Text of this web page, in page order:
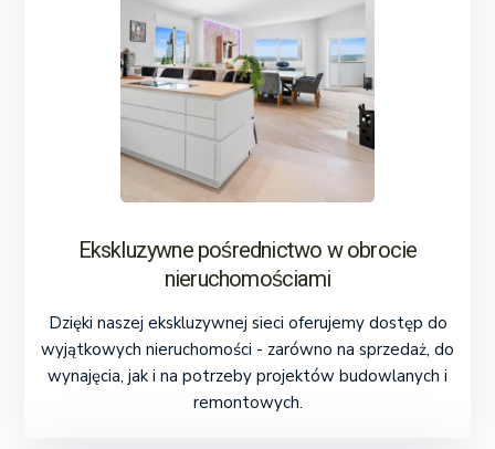
Ekskluzywne pośrednictwo w obrocie
nieruchomościami
Dzięki naszej ekskluzywnej sieci oferujemy dostęp do
wyjątkowych nieruchomości - zarówno na sprzedaż, do
wynajęcia, jak i na potrzeby projektów budowlanych i
remontowych.